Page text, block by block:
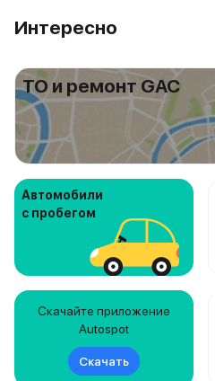
Интересно
ТО и ремонт GAC
Автомобили
с пробегом
Скачайте приложение
Autospot
Скачать